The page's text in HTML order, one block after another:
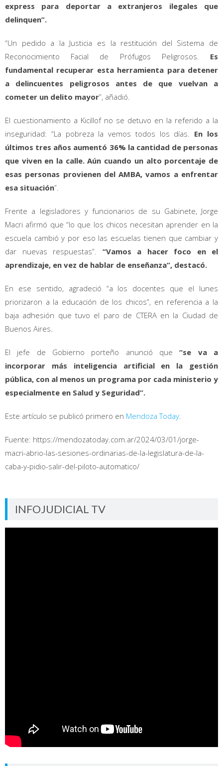
express para deportar a extranjeros ilegales que
delinquen”.
“Un pedido a la Justicia es la restitución del Sistema de
Reconocimiento Facial de Prófugos Peligrosos. Es
fundamental recuperar esta herramienta para detener
a delincuentes peligrosos antes de que vuelvan a
cometer un delito mayor”, añadió.
El cuestionamiento a Kicillof no se detuvo en la referido a la
inseguridad: “La pobreza la vemos todos los días. En los
últimos tres años aumentó 36% la cantidad de personas
que viven en la calle. Aún cuando un alto porcentaje de
esas personas provienen del AMBA, vamos a enfrentar
esa situación”.
Frente a legisladores y funcionarios de su Gabinete, Jorge
Macri afirmó que “lo que los chicos necesitan aprender en la
escuela cambió y por eso las escuelas tienen que cambiar y
dar nuevas respuestas”. “Vamos a hacer foco en el
aprendizaje, en vez de hablar de enseñanza”, destacó.
En ese sentido, agradeció “a los docentes que el lunes
priorizaron a la educación de los chicos”, en referencia a la
baja adhesión que tuvo el paro de CTERA en la Ciudad de
Buenos Aires.
El jefe de Gobierno porteño anunció que“se va a
incorporar más inteligencia artificial en la gestión
pública, con al menos un programa por cada ministerio y
especialmente en Salud y Seguridad”.
Este artículo se publicó primero en Mendoza Today
Fuente: https://mendozatoday.com.ar/2024/03/01/jorge-
macri-abrio-las-sesiones-ordinarias-de-la-legislatura-de-la-
caba-y-pidio-salir-del-piloto-automatico/
INFOJUDICIAL TV